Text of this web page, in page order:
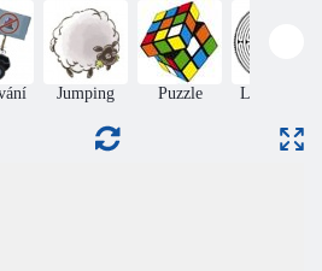
Solární bitva
Jumping Puzzle Labyrinty